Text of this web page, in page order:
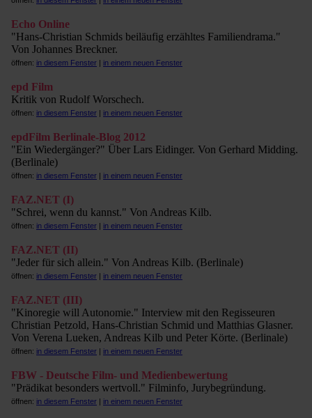
Echo Online
"Hans-Christian Schmids beiläufig erzähltes Familiendrama."
Von Johannes Breckner.
öffnen: in diesem Fenster | in einem neuen Fenster
epd Film
Kritik von Rudolf Worschech.
öffnen: in diesem Fenster | in einem neuen Fenster
epdFilm Berlinale-Blog 2012
"Ein Wiedergänger?" Über Lars Eidinger. Von Gerhard Midding.
(Berlinale)
öffnen: in diesem Fenster | in einem neuen Fenster
FAZ.NET (I)
"Schrei, wenn du kannst." Von Andreas Kilb.
öffnen: in diesem Fenster | in einem neuen Fenster
FAZ.NET (II)
"Jeder für sich allein." Von Andreas Kilb. (Berlinale)
öffnen: in diesem Fenster | in einem neuen Fenster
FAZ.NET (III)
"Kinoregie will Autonomie." Interview mit den Regisseuren
Christian Petzold, Hans-Christian Schmid und Matthias Glasner.
Von Verena Lueken, Andreas Kilb und Peter Körte. (Berlinale)
öffnen: in diesem Fenster | in einem neuen Fenster
FBW - Deutsche Film- und Medienbewertung
"Prädikat besonders wertvoll." Filminfo, Jurybegründung.
öffnen: in diesem Fenster | in einem neuen Fenster